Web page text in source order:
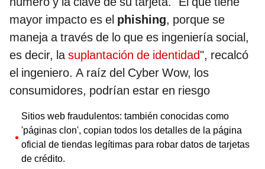
mayor impacto es el phishing, porque se
maneja a través de lo que es ingeniería social,
es decir, lasuplantación de identidad", recalcó
el ingeniero. A raíz del Cyber Wow, los
consumidores, podrían estar en riesgo
Sitios web fraudulentos: también conocidas como
'páginas clon', copian todos los detalles de la página
oficial de tiendas legítimas para robar datos de tarjetas
de crédito.